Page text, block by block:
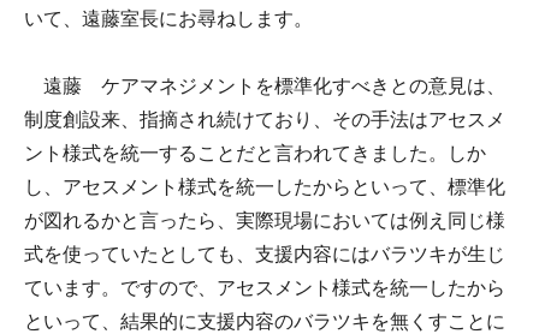
いて、遠藤室長にお尋ねします。
遠藤 ケアマネジメントを標準化すべきとの意見は、
制度創設来、指摘され続けており、その手法はアセスメ
ント様式を統一することだと言われてきました。しか
し、アセスメント様式を統一したからといって、標準化
が図れるかと言ったら、実際現場においては例え同じ様
式を使っていたとしても、支援内容にはバラツキが生じ
ています。ですので、アセスメント様式を統一したから
といって、結果的に支援内容のバラツキを無くすことに